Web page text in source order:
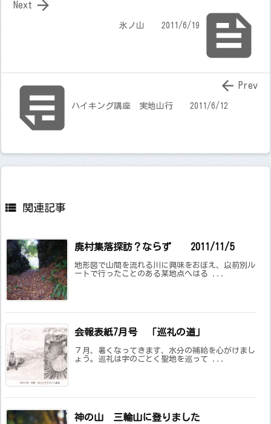

氷ノ山 2011/6/19

Next
ハイキング講座 実地山行 2011/6/12
 Prev
 関連記事
廃村集落探訪？ならず 2011/11/5
地形図で山間を流れる川に興味をおぼえ、以前別ル
ートで行ったことのある某地点へはる ...
会報表紙7月号 「巡礼の道」
７月、暑くなってきます、水分の補給を心がけまし
ょう。巡礼は字のごとく聖地を巡って ...
神の山 三輪山に登りました